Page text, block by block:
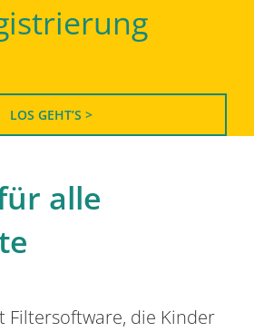
LOS GEHT’S >
alle
Filtersoftware, die Kinder